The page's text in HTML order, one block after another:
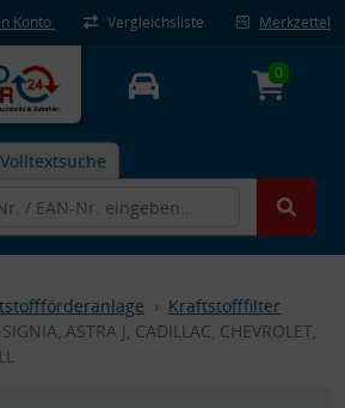
Konto Vergleichsliste Merkzettel
Volltextsuche
0
Kraftstofffilter
ASTRA J, CADILLAC, CHEVROLET,